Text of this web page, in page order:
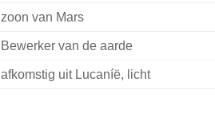
zoon van Mars
Bewerker van de aarde
afkomstig uit Lucaníë, licht